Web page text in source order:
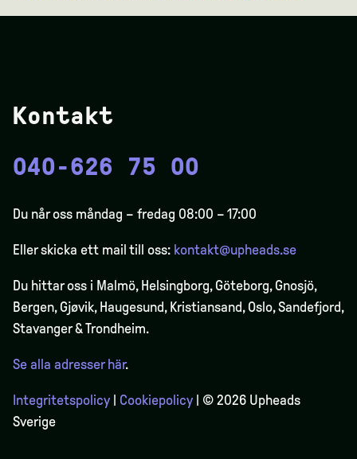
Kontakt
040-626 75 00
Du når oss måndag – fredag 08:00 – 17:00
Eller skicka ett mail till oss: kontakt@upheads.se
Du hittar oss i Malmö, Helsingborg, Göteborg, Gnosjö,
Bergen,Gjøvik, Haugesund, Kristiansand, Oslo, Sandefjord,
Stavanger & Trondheim.
Se alla adresser här.
Integritetspolicy Cookiepolicy | © 2026 Upheads
Sverige